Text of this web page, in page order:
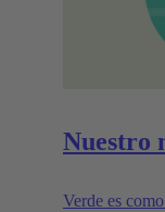
Nuestro
Verde es